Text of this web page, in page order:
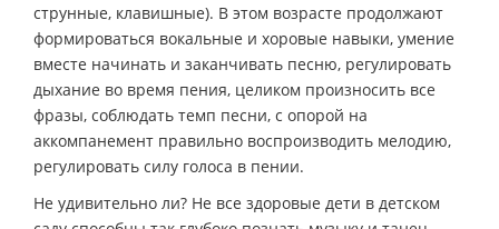
струнные, клавишные). В этом возрасте продолжают
формироваться вокальные и хоровые навыки, умение
вместе начинать и заканчивать песню, регулировать
дыхание во время пения, целиком произносить все
фразы, соблюдать темп песни, с опорой на
аккомпанемент правильно воспроизводить мелодию,
регулировать силу голоса в пении.
Не удивительно ли? Не все здоровые дети в детском